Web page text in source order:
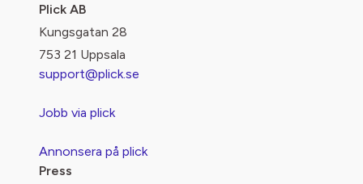
Plick AB
Kungsgatan 28
753 21 Uppsala
support@plick.se
Jobb via plick
Annonsera på plick
Press